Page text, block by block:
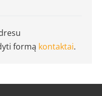
formą kontaktai.